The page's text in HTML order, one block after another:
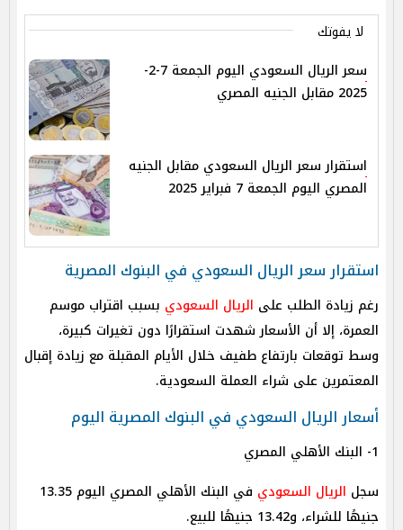
لا يفوتك
سعر الريال السعودي اليوم الجمعة 7-2-
2025 مقابل الجنيه المصري
استقرار سعر الريال السعودي مقابل الجنيه
المصري اليوم الجمعة 7 فبراير 2025
استقرار سعر الريال السعودي في البنوك المصرية
رغم زيادة الطلب على الريال السعودي بسبب اقتراب موسم
العمرة، إلا أن الأسعار شهدت استقرارًا دون تغيرات كبيرة،
وسط توقعات بارتفاع طفيف خلال الأيام المقبلة مع زيادة إقبال
المعتمرين على شراء العملة السعودية.
أسعار الريال السعودي في البنوك المصرية اليوم
1- البنك الأهلي المصري
سجل الريال السعودي
في البنك الأهلي المصري اليوم 13.35
جنيهًا للشراء، و13.42 جنيهًا للبيع.